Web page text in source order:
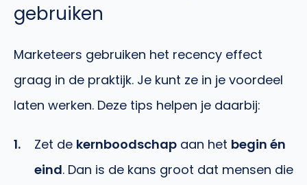
gebruiken
Marketeers gebruiken het recency effect
graag in de praktijk. Je kunt ze in je voordeel
laten werken. Deze tips helpen je daarbij:
Zet de kernboodschap aan het begin én
eind. Dan is de kans groot dat mensen die